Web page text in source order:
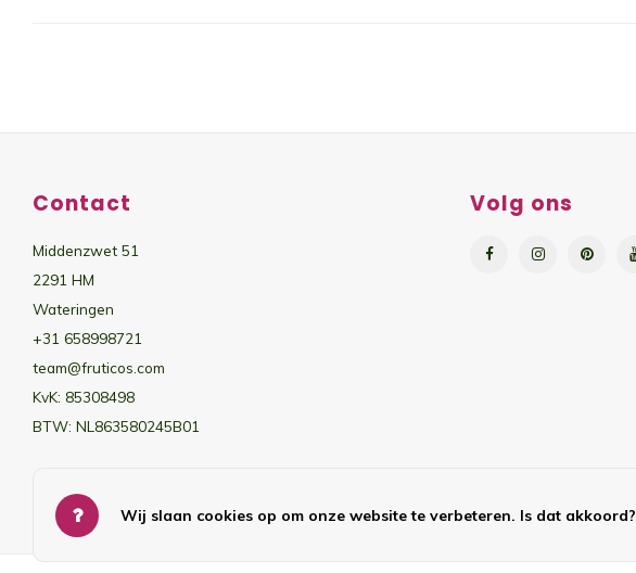
Contact
Middenzwet 51
2291 HM
Wateringen
+31 658998721
team@fruticos.com
KvK: 85308498
BTW: NL863580245B01
Volg ons
Wij slaan cookies op om onze website te verbeteren. Is dat akkoord?